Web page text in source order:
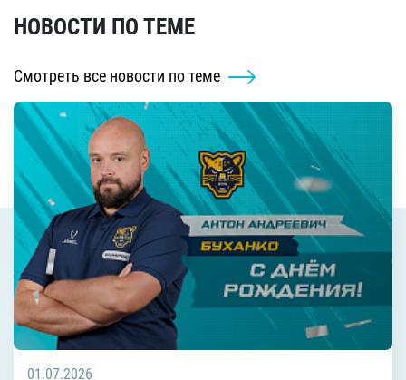
НОВОСТИ ПО ТЕМЕ
Смотреть все новости по теме
01.07.2026